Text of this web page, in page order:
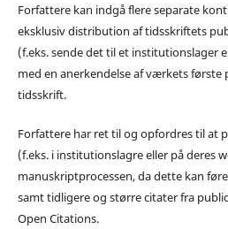
Forfattere kan indgå flere separate
eksklusiv distribution af tidsskriftets
(f.eks. sende det til et institutionslager
med en anerkendelse af værkets
tidsskrift.
Forfattere har ret til og opfordres til at
(f.eks. i institutionslagre eller på deres
manuskriptprocessen, da dette kan
samt tidligere og større citater fra
Open Citations.